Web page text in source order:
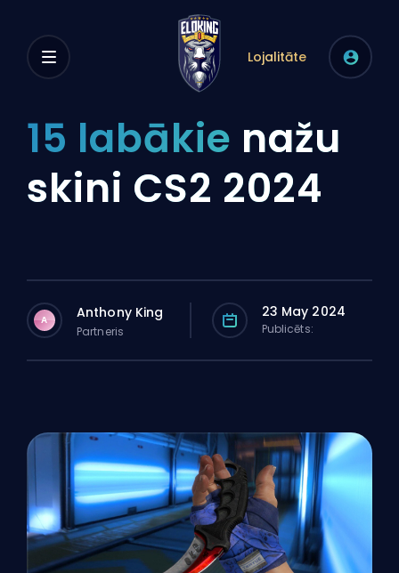
Lojalitāte
15 labākie nažu
skini CS2 2024
A Anthony King
Partneris
23 May 2024
Publicēts: